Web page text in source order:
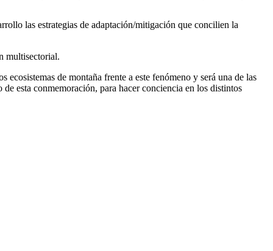
las estrategias de adaptación/mitigación que concilien la
multisectorial.
de montaña frente a este fenómeno y será una de las
esta conmemoración, para hacer conciencia en los distintos